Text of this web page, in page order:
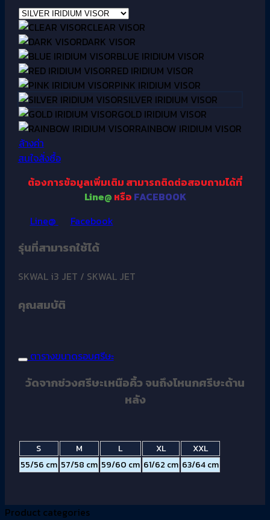
CLEAR VISOR
DARK VISOR
BLUE IRIDIUM VISOR
RED IRIDIUM VISOR
PINK IRIDIUM VISOR
SILVER IRIDIUM VISOR
GOLD IRIDIUM VISOR
RAINBOW IRIDIUM VISOR
ล้างค่า
สนใจสั่งซื้อ
ต้องการข้อมูลเพิ่มเติม สามารถติดต่อสอบถามได้ที่
Line@ หรือ FACEBOOK
Line@
Facebook
รุ่นที่สามารถใช้ได้
SKWAL i3 JET / SKWAL JET
คุณสมบัติ
ตารางขนาดรอบศรีษะ
วัดจากช่วงศรีษะเหนือคิ้ว จนถึงโหนกศรีษะด้าน
หลัง
S M L XL
XXL
55/56 cm 57/58 cm 59/60 cm 61/62 cm 63/64 cm
Product categories